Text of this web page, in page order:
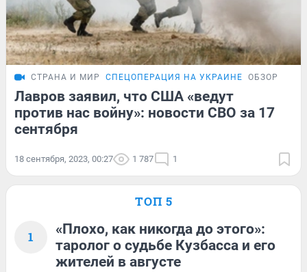
СТРАНА И МИР СПЕЦОПЕРАЦИЯ НА УКРАИНЕ ОБЗОР
Лавров заявил, что США «ведут
против нас войну»: новости СВО за 17
сентября
18 сентября, 2023, 00:27 1 787 1
ТОП 5
1
«Плохо, как никогда до этого»:
таролог о судьбе Кузбасса и его
жителей в августе